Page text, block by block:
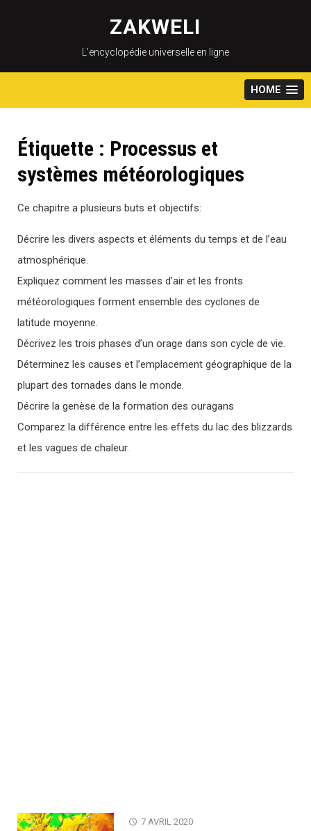
content
ZAKWELI
L’encyclopédie universelle en ligne
HOME
Étiquette : Processus et
systèmes météorologiques
Ce chapitre a plusieurs buts et objectifs:
Décrire les divers aspects et éléments du temps et de l’eau
atmosphérique.
Expliquez comment les masses d’air et les fronts
météorologiques forment ensemble des cyclones de
latitude moyenne.
Décrivez les trois phases d’un orage dans son cycle de vie.
Déterminez les causes et l’emplacement géographique de la
plupart des tornades dans le monde.
Décrire la genèse de la formation des ouragans
Comparez la différence entre les effets du lac des blizzards
et les vagues de chaleur.
7 AVRIL 2020